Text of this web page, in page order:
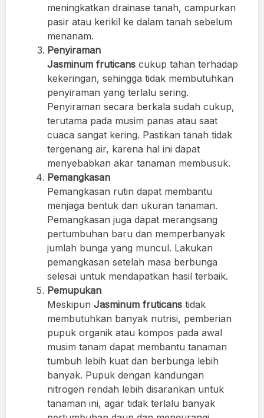
meningkatkan drainase tanah, campurkan
pasir atau kerikil ke dalam tanah sebelum
menanam.
Penyiraman
Jasminum fruticans cukup tahan terhadap
kekeringan, sehingga tidak membutuhkan
penyiraman yang terlalu sering.
Penyiraman secara berkala sudah cukup,
terutama pada musim panas atau saat
cuaca sangat kering. Pastikan tanah tidak
tergenang air, karena hal ini dapat
menyebabkan akar tanaman membusuk.
Pemangkasan
Pemangkasan rutin dapat membantu
menjaga bentuk dan ukuran tanaman.
Pemangkasan juga dapat merangsang
pertumbuhan baru dan memperbanyak
jumlah bunga yang muncul. Lakukan
pemangkasan setelah masa berbunga
selesai untuk mendapatkan hasil terbaik.
Pemupukan
Meskipun Jasminum fruticans tidak
membutuhkan banyak nutrisi, pemberian
pupuk organik atau kompos pada awal
musim tanam dapat membantu tanaman
tumbuh lebih kuat dan berbunga lebih
banyak. Pupuk dengan kandungan
nitrogen rendah lebih disarankan untuk
tanaman ini, agar tidak terlalu banyak